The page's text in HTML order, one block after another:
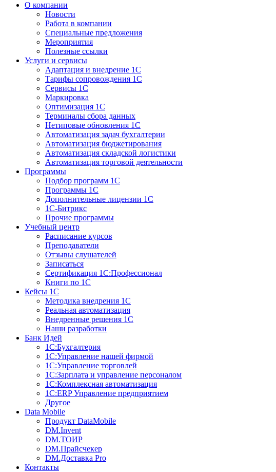
О компании
Новости
Работа в компании
Специальные предложения
Мероприятия
Полезные ссылки
Услуги и сервисы
Адаптация и внедрение 1С
Тарифы сопровождения 1С
Сервисы 1С
Маркировка
Оптимизация 1С
Терминалы сбора данных
Нетиповые обновления 1С
Автоматизация задач бухгалтерии
Автоматизация бюджетирования
Автоматизация складской логистики
Автоматизация торговой деятельности
Программы
Подбор программ 1С
Программы 1С
Дополнительные лицензии 1С
1С-Битрикс
Прочие программы
Учебный центр
Расписание курсов
Преподаватели
Отзывы слушателей
Записаться
Сертификация 1С:Профессионал
Книги по 1С
Кейсы 1С
Методика внедрения 1С
Реальная автоматизация
Внедренные решения 1С
Наши разработки
Банк Идей
1С:Бухгалтерия
1С:Управление нашей фирмой
1С:Управление торговлей
1С:Зарплата и управление персоналом
1С:Комплексная автоматизация
1С:ERP Управление предприятием
Другое
Data Mobile
Продукт DataMobile
DM.Invent
DM.ТОИР
DM.Прайсчекер
DM.Доставка Pro
Контакты